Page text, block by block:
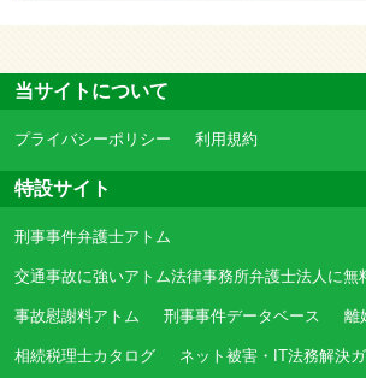
当サイトについて
プライバシーポリシー 利用規約
特設サイト
刑事事件弁護士アトム
交通事故に強いアトム法律事務所弁護士法人に無
事故慰謝料アトム 刑事事件データベース 離
相続税理士カタログ ネット被害・IT法務解決